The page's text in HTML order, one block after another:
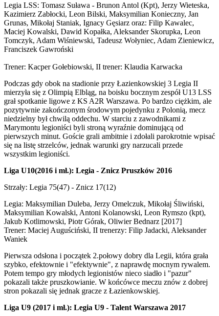
Legia LSS: Tomasz Suława - Brunon Antol (Kpt), Jerzy Wieteska,
Kazimierz Zabłocki, Leon Bilski, Maksymilian Konieczny, Jan
Grunas, Mikołaj Staniak, Ignacy Gęsiarz oraz: Filip Kawalec,
Maciej Kowalski, Dawid Kopałka, Aleksander Skorupka, Leon
Tomczyk, Adam Wiśniewski, Tadeusz Wołyniec, Adam Zieniewicz,
Franciszek Gawroński
Trener: Kacper Gołebiowski, II trener: Klaudia Karwacka
Podczas gdy obok na stadionie przy Łazienkowskiej 3 Legia II
mierzyła się z Olimpią Elbląg, na boisku bocznym zespół U13 LSS
grał spotkanie ligowe z KS A2R Warszawa. Po bardzo ciężkim, ale
pozytywnie zakończonym środowym pojedynku z Polonią, mecz
niedzielny był chwilą oddechu. W starciu z zawodnikami z
Marymontu legioniści byli stroną wyraźnie dominującą od
pierwszych minut. Goście grali ambitnie i zdołali parokrotnie wpisać
się na listę strzelców, jednak warunki gry narzucali przede
wszystkim legioniści.
Liga U10(2016 i mł.): Legia - Znicz Pruszków 2016
Strzały: Legia 75(47) - Znicz 17(12)
Legia: Maksymilian Duleba, Jerzy Omelczuk, Mikołaj Śliwiński,
Maksymilian Kowalski, Antoni Kolanowski, Leon Rymszo (kpt),
Jakub Kotlimowski, Piotr Górak, Oliwier Bednarz [2017]
Trener: Maciej Auguściński, II trenerzy: Filip Jadacki, Aleksander
Waniek
Pierwsza odsłona i początek 2.połowy dobry dla Legii, która grała
szybko, efektownie i "efektywnie", z naprawdę mocnym rywalem.
Potem tempo gry młodych legionistów nieco siadło i "pazur"
pokazali także pruszkowianie. W końcówce meczu znów z dobrej
stron pokazali się jednak gracze z Łazienkowskiej.
Liga U9 (2017 i mł.): Legia U9 - Talent Warszawa 2017